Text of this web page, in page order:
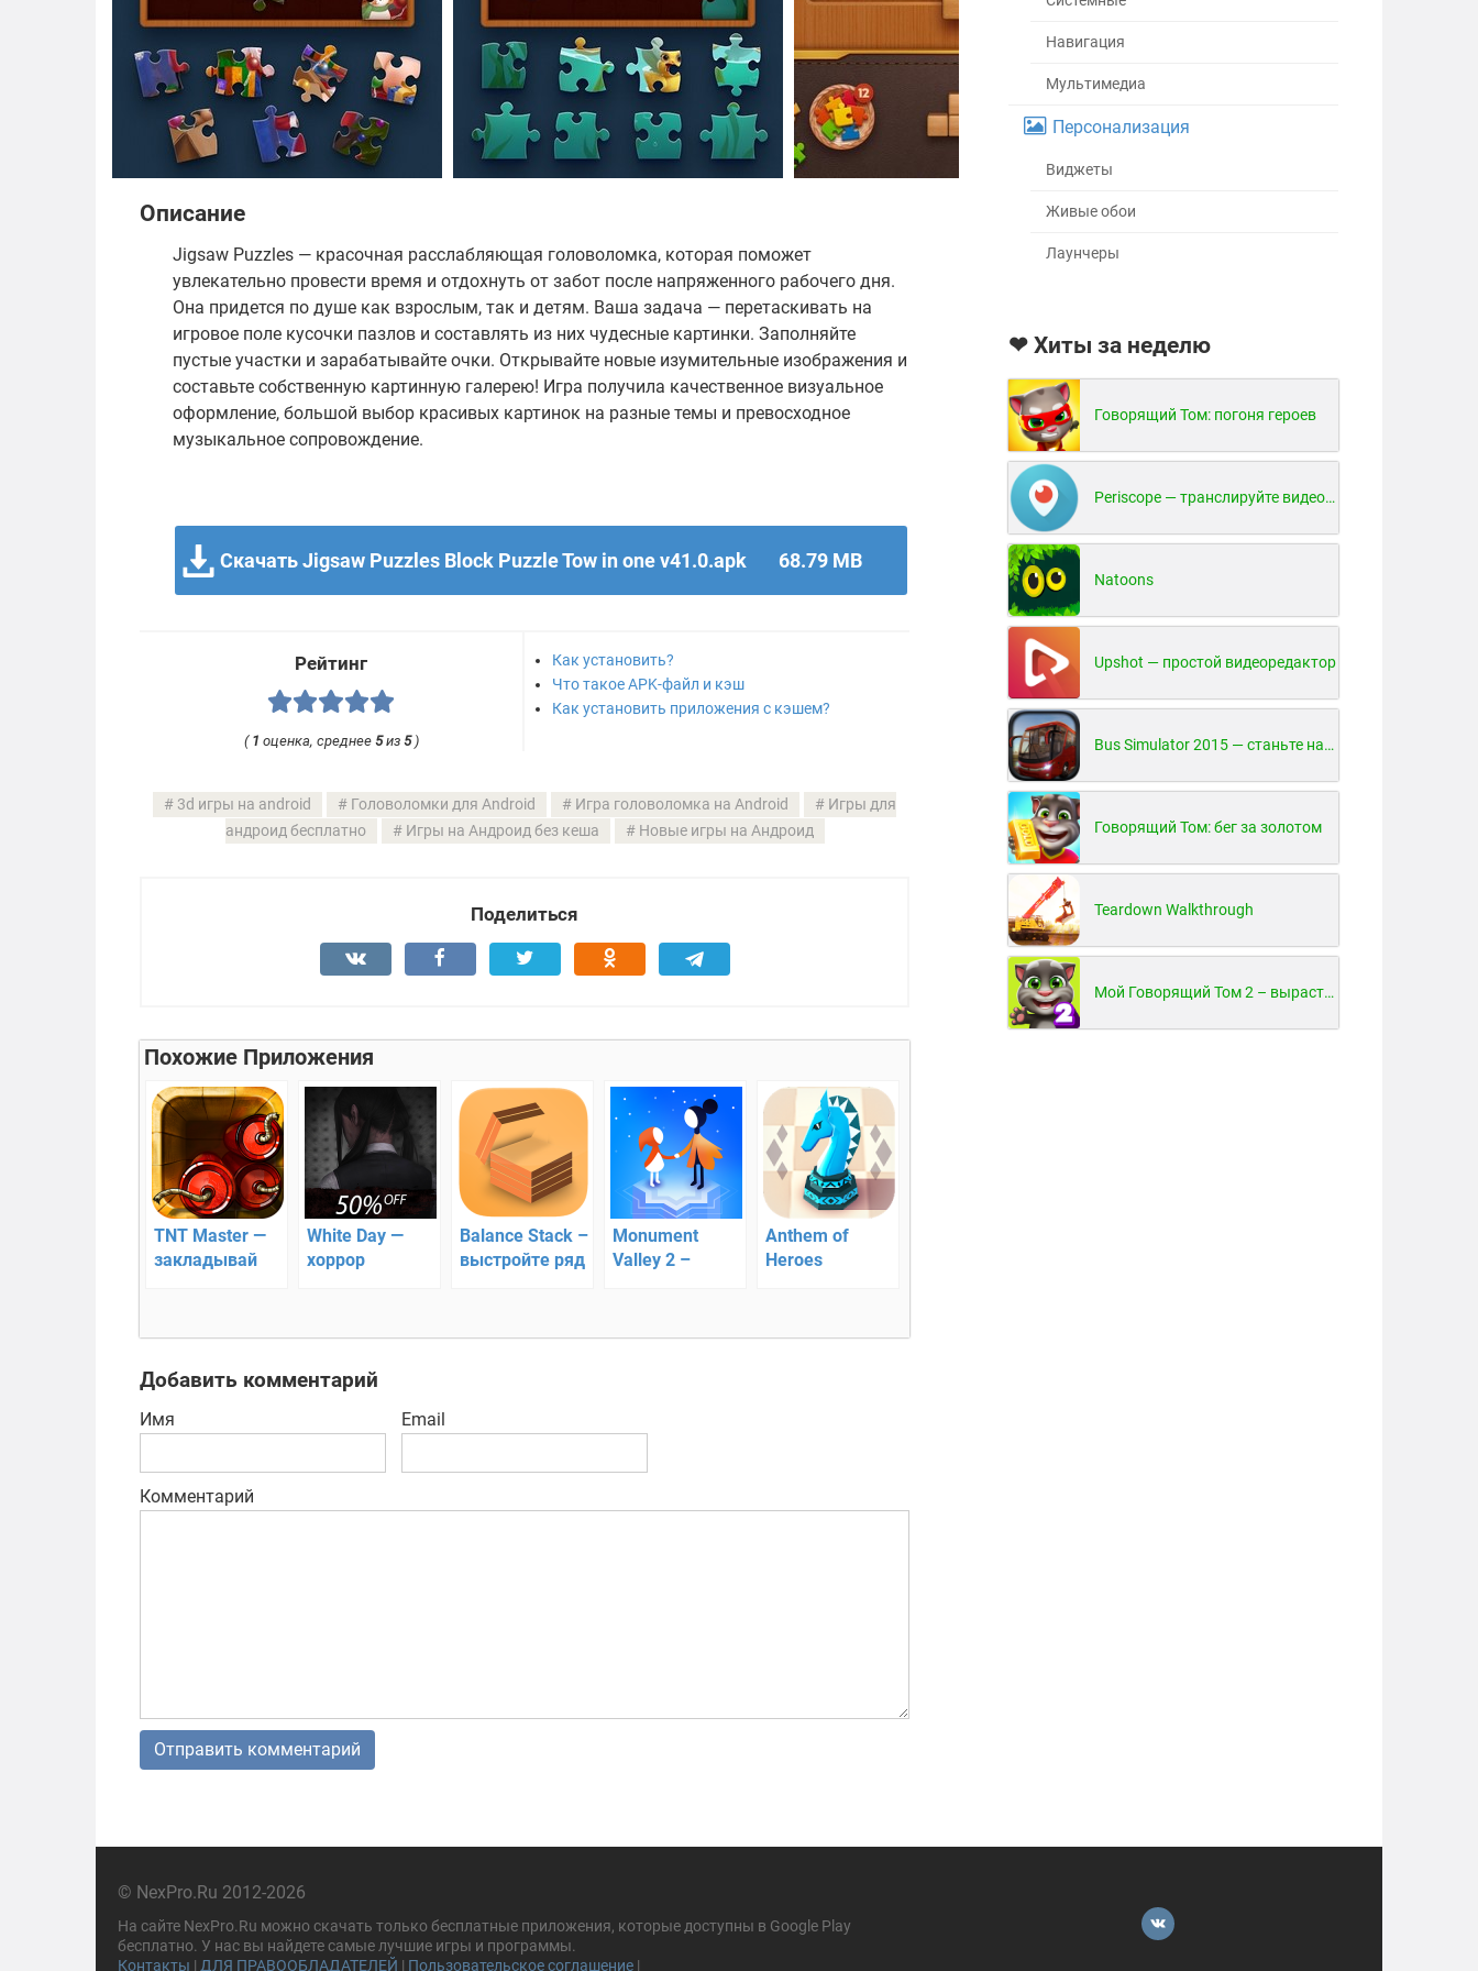
Описание
Jigsaw Puzzles — красочная расслабляющая головоломка, которая поможет
увлекательно провести время и отдохнуть от забот после напряженного рабочего дня.
Она придется по душе как взрослым, так и детям. Ваша задача — перетаскивать на
игровое поле кусочки пазлов и составлять из них чудесные картинки. Заполняйте
пустые участки и зарабатывайте очки. Открывайте новые изумительные изображения и
составьте собственную картинную галерею! Игра получила качественное визуальное
оформление, большой выбор красивых картинок на разные темы и превосходное
музыкальное сопровождение.
Скачать Jigsaw Puzzles Block Puzzle Tow in one v41.0.apk 68.79 MB
Рейтинг
( 1 оценка, среднее 5из 5)
Как установить?
Что такое APK-файл и кэш
Как установить приложения с кэшем?
3d игры на android Головоломки для Android Игра головоломка на Android
Игры для
андроид бесплатно
Игры на Андроид без кеша Новые игры на Андроид
Поделиться
Похожие Приложения
TNT Master —
закладывай
White Day —
хоррор
Balance Stack –
выстройте ряд
Monument
Valley 2 –
Anthem of
Heroes
Добавить комментарий
Имя Email
Комментарий
Навигация
Мультимедиа
Персонализация
Виджеты
Живые обои
Лаунчеры
❤ Хиты за неделю
Говорящий Том: погоня героев
Periscope — транслируйте видео в реальном времени!
Natoons
Upshot — простой видеоредактор
Bus Simulator 2015 — станьте настоящим водителем автобуса!
Говорящий Том: бег за золотом
Teardown Walkthrough
Мой Говорящий Том 2 – вырасти и воспитай своего котенка
© NexPro.Ru 2012-2026
На сайте NexPro.Ru можно скачать только бесплатные приложения, которые доступны в Google Play
бесплатно. У нас вы найдете самые лучшие игры и программы.
Контакты | ДЛЯ ПРАВООБЛАДАТЕЛЕЙ | Пользовательское соглашение |